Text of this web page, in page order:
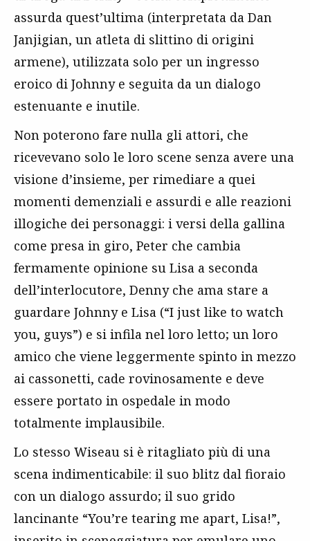
assurda quest’ultima (interpretata da Dan
Janjigian, un atleta di slittino di origini
armene), utilizzata solo per un ingresso
eroico di Johnny e seguita da un dialogo
estenuante e inutile.
Non poterono fare nulla gli attori, che
ricevevano solo le loro scene senza avere una
visione d’insieme, per rimediare a quei
momenti demenziali e assurdi e alle reazioni
illogiche dei personaggi: i versi della gallina
come presa in giro, Peter che cambia
fermamente opinione su Lisa a seconda
dell’interlocutore, Denny che ama stare a
guardare Johnny e Lisa (“I just like to watch
you, guys”) e si infila nel loro letto; un loro
amico che viene leggermente spinto in mezzo
ai cassonetti, cade rovinosamente e deve
essere portato in ospedale in modo
totalmente implausibile.
Lo stesso Wiseau si è ritagliato più di una
scena indimenticabile: il suo blitz dal fioraio
con un dialogo assurdo; il suo grido
lancinante “You’re tearing me apart, Lisa!”,